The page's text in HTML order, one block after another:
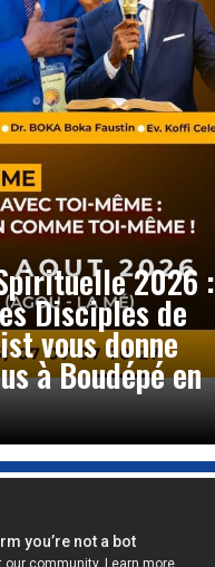
2026 :
Disciples de
vous donne
à Boudépé en